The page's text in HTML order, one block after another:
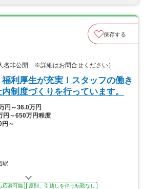
保存する
名非公開 ※詳細はお問合せください）
利厚生が充実！スタッフの働き
制度づくりを行っています。
円～36.0万円
円～650万円程度
円～
駅
応募可能
原則、引越しを伴う転勤なし